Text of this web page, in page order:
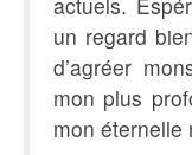
un regard
d’agréer
mon plus
mon éternelle